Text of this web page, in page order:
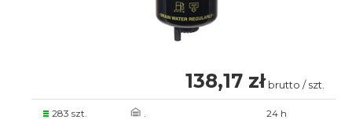
138,17 zł brutto / szt.
283 szt. . 24 h